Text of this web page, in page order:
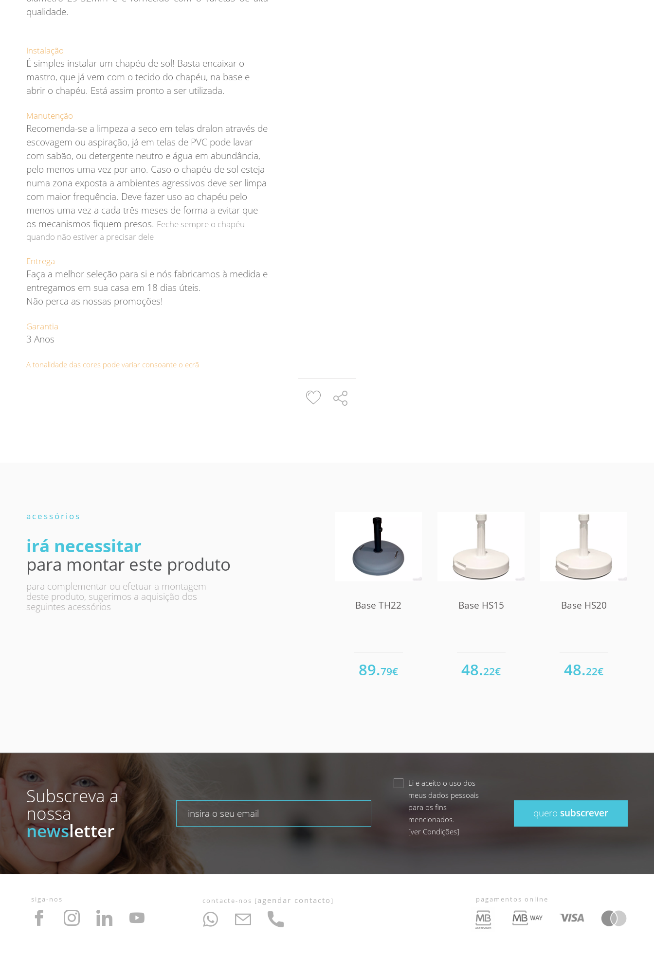
qualidade.
Instalação
É simples instalar um chapéu de sol! Basta encaixar o
mastro, que já vem com o tecido do chapéu, na base e
abrir o chapéu. Está assim pronto a ser utilizada.
Manutenção
Recomenda-se a limpeza a seco em telas dralon através de
escovagem ou aspiração, já em telas de PVC pode lavar
com sabão, ou detergente neutro e água em abundância,
pelo menos uma vez por ano. Caso o chapéu de sol esteja
numa zona exposta a ambientes agressivos deve ser limpa
com maior frequência. Deve fazer uso ao chapéu pelo
menos uma vez a cada três meses de forma a evitar que
os mecanismos fiquem presos. Feche sempre o chapéu
quando não estiver a precisar dele
Entrega
Faça a melhor seleção para si e nós fabricamos à medida e
entregamos em sua casa em 18 dias úteis.
Não perca as nossas promoções!
Garantia
3 Anos
A tonalidade das cores pode variar consoante o ecrã
acessórios
irá necessitar
para montar este produto
para complementar ou efetuar a montagem
deste produto, sugerimos a aquisição dos
seguintes acessórios
Base TH22
89.79€
Base HS15
48.22€
Base HS20
48.22€
Subscreva a
nossa
newsletter
Li e aceito o uso dos
meus dados pessoais
para os fins
mencionados.
[ver Condições]
quero subscrever
siga-nos contacte-nos [agendar contacto] pagamentos online